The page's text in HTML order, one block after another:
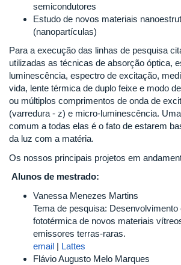
semicondutores
Estudo de novos materiais
(nanopartículas)
Para a execução das linhas de pesquisa
utilizadas as técnicas de absorção óptica,
luminescência, espectro de excitação,
vida, lente térmica de duplo feixe e modo
ou múltiplos comprimentos de onda de
(varredura - z) e micro-luminescência.
comum a todas elas é o fato de estarem
da luz com a matéria.
Os nossos principais projetos em
Alunos de mestrado:
Vanessa Menezes Martins
Tema de pesquisa:
fototérmica de novos materiais
emissores terras-raras.
email | Lattes
Flávio Augusto Melo Marques